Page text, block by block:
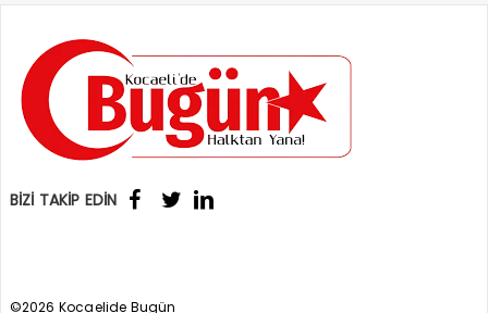
BİZİ TAKİP EDİN
©2026 Kocaelide Bugün